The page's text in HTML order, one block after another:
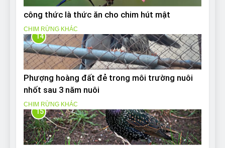
công thức là thức ăn cho chim hút mật
CHIM RỪNG KHÁC
14
Phượng hoàng đất đẻ trong môi trường nuôi
nhốt sau 3 năm nuôi
CHIM RỪNG KHÁC
15